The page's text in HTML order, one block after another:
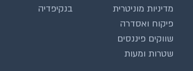
מדיניות מוניטרית
פיקוח ואסדרה
שווקים פיננסים
שטרות ומעות
בנקיפדיה